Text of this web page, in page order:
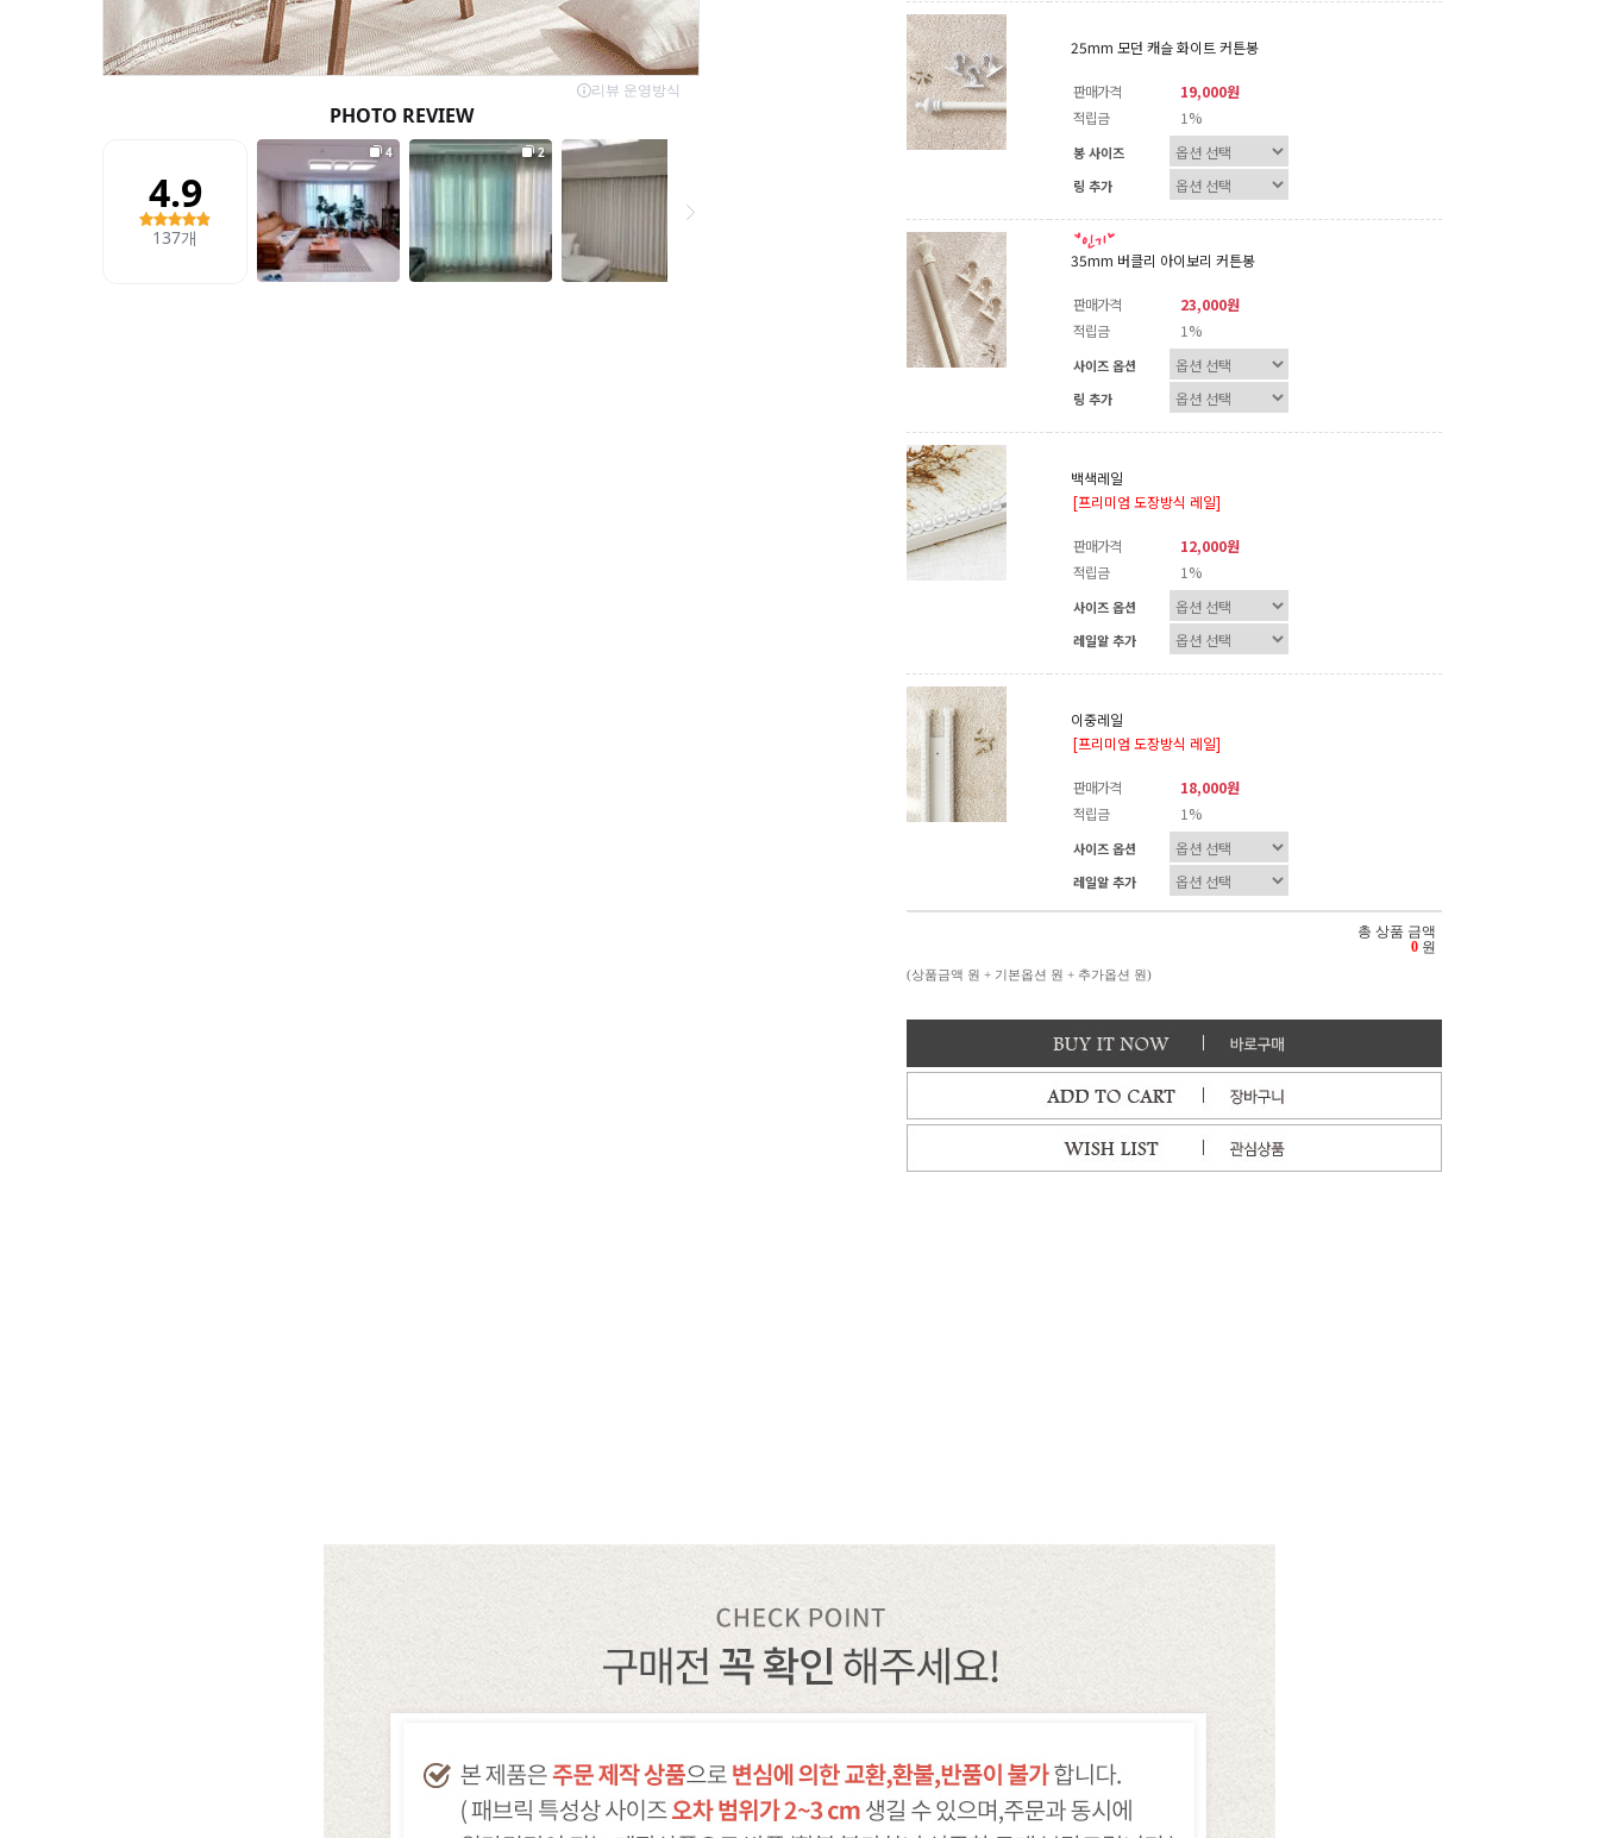
25mm 모던 캐슬 화이트 커튼봉
판매가격
19,000원
적립금
1%
봉 사이즈
링 추가
35mm 버클리 아이보리 커튼봉
판매가격
23,000원
적립금
1%
사이즈 옵션
링 추가
백색레일
[프리미엄 도장방식 레일]
판매가격
12,000원
적립금
1%
사이즈 옵션
레일알 추가
이중레일
[프리미엄 도장방식 레일]
판매가격
18,000원
적립금
1%
사이즈 옵션
레일알 추가
총 상품 금액
0 원
(상품금액 원 + 기본옵션 원 + 추가옵션 원)